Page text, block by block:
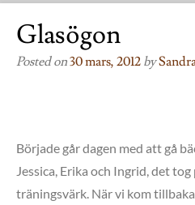
Glasögon
Posted on30 mars, 2012 by
Började går dagen med att gå
Jessica, Erika och Ingrid, det
träningsvärk. När vi kom